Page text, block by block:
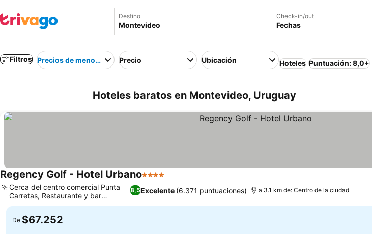
Destino Check-in/out
Fechas
Filtros Precios de menor a mayorPrecio Ubicación Hoteles Puntuación: 8,0+
Hoteles baratos en Montevideo, Uruguay
Regency Golf - Hotel Urbano4 Estrellas
8,5Excelente (6.371 puntuaciones)
Cerca del centro comercial Punta
Carretas, Restaurante y bar
internacional
a 3.1 km de: Centro de la ciudad
De $67.252